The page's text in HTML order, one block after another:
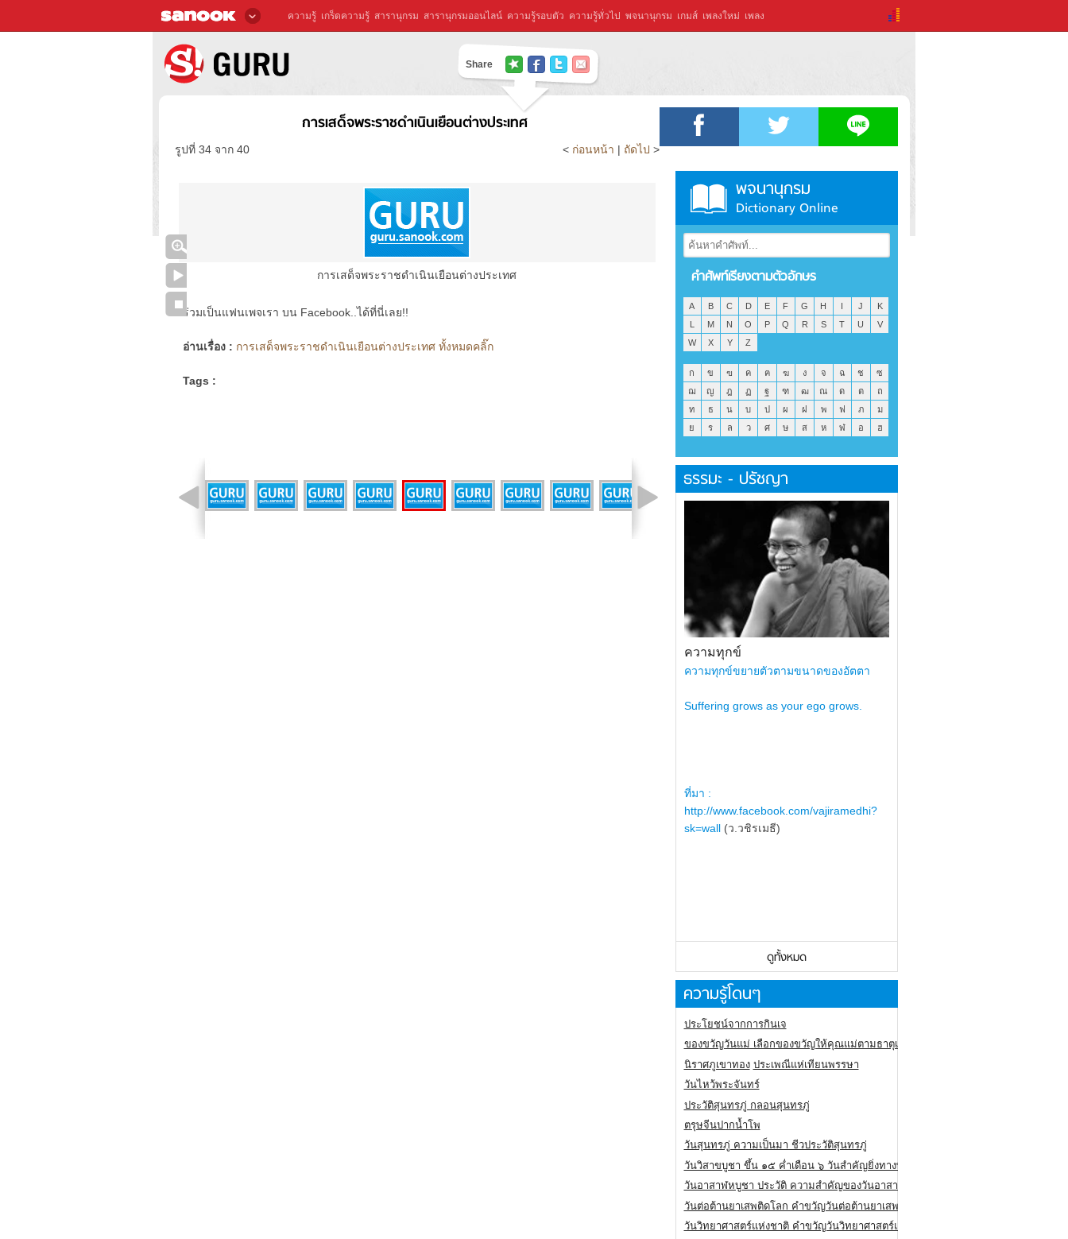
ความรู้ เกร็ดความรู้ สารานุกรม สารานุกรมออนไลน์ ความรู้รอบตัว ความรู้ทั่วไป พจนานุกรม เกมส์ เพลงใหม่ เพลง
Share
การเสด็จพระราชดำเนินเยือนต่างประเทศ
รูปที่ 34 จาก 40 < ก่อนหน้า | ถัดไป >
การเสด็จพระราชดำเนินเยือนต่างประเทศ
ร่วมเป็นแฟนเพจเรา บน Facebook..ได้ที่นี่เลย!!
อ่านเรื่อง : การเสด็จพระราชดำเนินเยือนต่างประเทศ ทั้งหมดคลิ๊ก
Tags :
พจนานุกรม
Dictionary Online
คำศัพท์เรียงตามตัวอักษร
A B C D E F G H I J
K
L
M N O P Q R S T U
V
W
X Y Z
ก ข ฃ ค ฅ ฆ ง จ ฉ ช
ซ
ฌ
ญ ฎ ฏ ฐ ฑ ฒ ณ ด ต
ถ
ท
ธ น บ ป ผ ฝ พ ฟ ภ
ม
ย
ร ล ว ศ ษ ส ห ฬ อ ฮ
ธรรมะ - ปรัชญา
ความทุกข์
ความทุกข์ขยายตัวตามขนาดของอัตตา
Suffering grows as your ego grows.
ที่มา :
http://www.facebook.com/vajiramedhi?
sk=wall (ว.วชิรเมธี)
ดูทั้งหมด
ความรู้โดนๆ
ประโยชน์จากการกินเจ
ของขวัญวันแม่ เลือกของขวัญให้คุณแม่ตามธาตุเกิด
นิราศภูเขาทอง ประเพณีแห่เทียนพรรษา
วันไหว้พระจันทร์
ประวัติสุนทรภู่ กลอนสุนทรภู่
ตรุษจีนปากน้ำโพ
วันสุนทรภู่ ความเป็นมา ชีวประวัติสุนทรภู่
วันวิสาขบูชา ขึ้น ๑๕ ค่ำเดือน ๖ วันสำคัญยิ่งทางพระพุทธศาสนา
วันอาสาฬหบูชา ประวัติ ความสําคัญของวันอาสาฬหบูชา
วันต่อต้านยาเสพติดโลก คำขวัญวันต่อต้านยาเสพติดสากล
วันวิทยาศาสตร์แห่งชาติ คำขวัญวันวิทยาศาสตร์แห่งชาติ